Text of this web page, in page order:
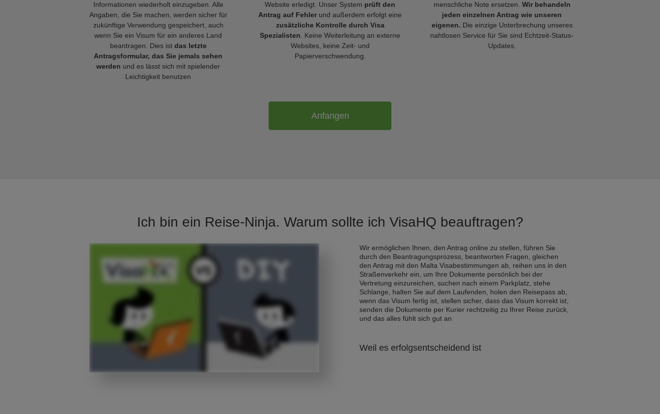
Informationen wiederholt einzugeben. Alle
Angaben, die Sie machen, werden sicher für
zukünftige Verwendung gespeichert, auch
wenn Sie ein Visum für ein anderes Land
beantragen. Dies ist das letzte
Antragsformular, das Sie jemals sehen
werden und es lässt sich mit spielender
Leichtigkeit benutzen
Website erledigt. Unser System prüft den
Antrag auf Fehler und außerdem erfolgt eine
zusätzliche Kontrolle durch Visa
Spezialisten . Keine Weiterleitung an externe
Websites, keine Zeit- und
Papierverschwendung.
menschliche Note ersetzen. Wir behandeln
jeden einzelnen Antrag wie unseren
eigenen. Die einzige Unterbrechung unseres
nahtlosen Service für Sie sind Echtzeit-Status-
Updates.
Anfangen
Ich bin ein Reise-Ninja. Warum sollte ich VisaHQ beauftragen?
Wir ermöglichen Ihnen, den Antrag online zu stellen, führen Sie
durch den Beantragungsprozess, beantworten Fragen, gleichen
den Antrag mit den Malta Visabestimmungen ab, reihen uns in den
Straßenverkehr ein, um Ihre Dokumente persönlich bei der
Vertretung einzureichen, suchen nach einem Parkplatz, stehe
Schlange, halten Sie auf dem Laufenden, holen den Reisepass ab,
wenn das Visum fertig ist, stellen sicher, dass das Visum korrekt ist,
senden die Dokumente per Kurier rechtzeitig zu Ihrer Reise zurück,
und das alles fühlt sich gut an
Weil es erfolgsentscheidend ist